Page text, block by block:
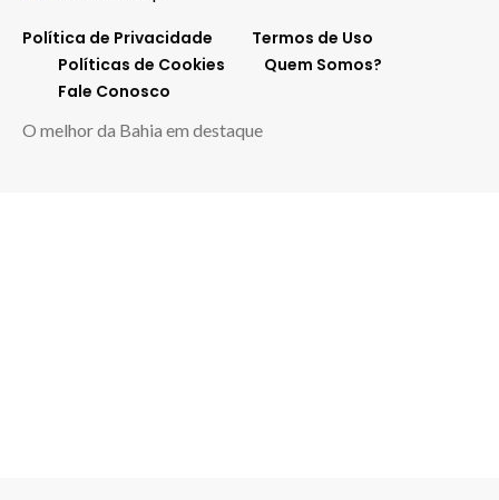
Política de Privacidade
Termos de Uso
Políticas de Cookies
Quem Somos?
Fale Conosco
O melhor da Bahia em destaque